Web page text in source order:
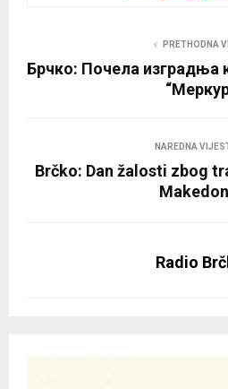
PRETHODNA
Брчко: Почела изградња
NAREDNA
Brčko: Dan žalosti zbog
Radio